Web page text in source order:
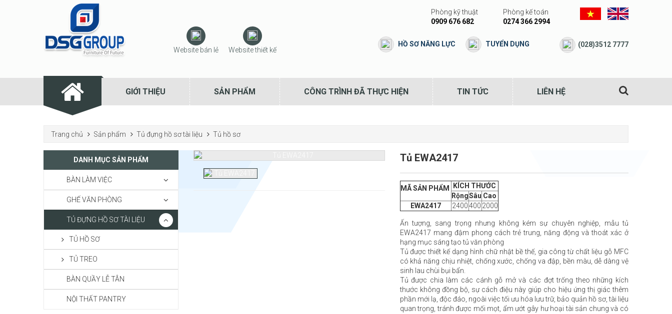
Phòng kỹ thuật
0909 676 682
Phòng kế toán
0274 366 2994
(028)3512 7777
HỒ SƠ NĂNG LỰC TUYỂN DỤNG
Website bán lẻ Website thiết kế
GIỚI THIỆU SẢN PHẨM CÔNG TRÌNH ĐÃ THỰC HIỆN TIN TỨC LIÊN HỆ
Trang chủ Sản phẩm Tủ đựng hồ sơ tài liệu Tủ hồ sơ
Tủ EWA2417
MÃ SẢN PHẨM
KÍCH THƯỚC
RộngSâu Cao
EWA2417
2400400 2000
Ấn tượng, sang trọng nhưng không kém sự chuyên nghiệp, mẫu tủ
EWA2417 mang đậm phong cách trẻ trung, năng động và thoát xác ở
hạng mục sáng tạo tủ văn phòng
Tủ được thiết kế dạng hình chữ nhật bề thế, gia công từ chất liệu gỗ MFC
có khả năng chịu nhiệt, chống xước, chống va đập, bền màu, dễ dàng vệ
sinh lau chùi bụi bẩn.
Tủ được chia làm các cánh gỗ mở và các đợt trống theo những kích
thước không đồng bộ, sự cách điệu này giúp cho hiệu ứng thị giác thêm
phần mới lạ, độc đáo, ngoài việc tối ưu hóa lưu trữ, bảo quản hồ sơ, tài liệu
quan trọng, tránh được mối mọt, ẩm ướt gây hư hoại tài sản chung và có
DANH MỤC SẢN PHẨM
BÀN LÀM VIỆC
GHẾ VĂN PHÒNG
TỦ ĐỰNG HỒ SƠ TÀI LIỆU
TỦ HỒ SƠ
TỦ TREO
BÀN QUẦY LỄ TÂN
NỘI THẤT PANTRY